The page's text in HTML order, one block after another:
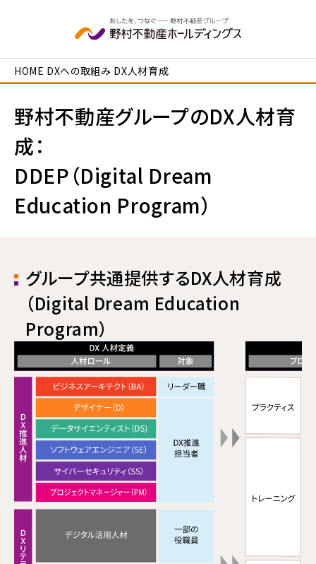
HOME DXへの取組み DX人材育成
野村不動産グループのDX人材育
成：
DDEP（Digital Dream
Education Program）
グループ共通提供するDX人材育成
（Digital Dream Education
Program）